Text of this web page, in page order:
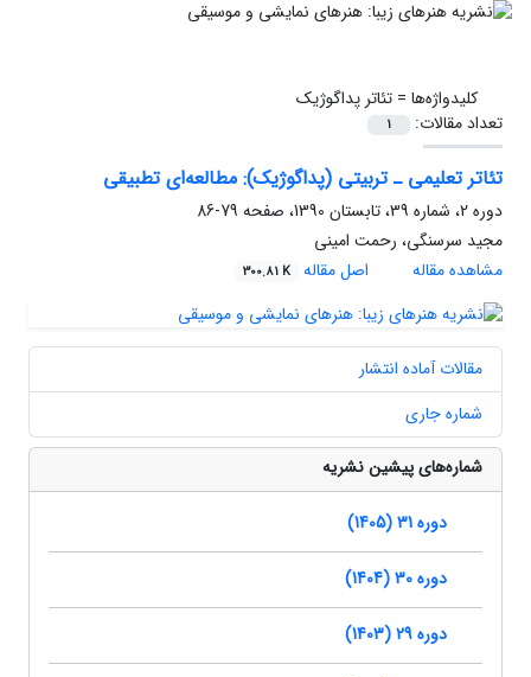
کلیدواژه‌ها =تئاتر پداگوژیک
تعداد مقالات:
1
تئاتر تعلیمی ـ تربیتی (پداگوژیک): مطالعه‌ای تطبیقی
دوره 2، شماره 39، تابستان 1390، صفحه
79-86
مجید سرسنگی، رحمت امینی
مشاهده مقاله
اصل مقاله 300.81 K
مقالات آماده انتشار
شماره جاری
شماره‌های پیشین نشریه
دوره 31 (1405)
دوره 30 (1404)
دوره 29 (1403)